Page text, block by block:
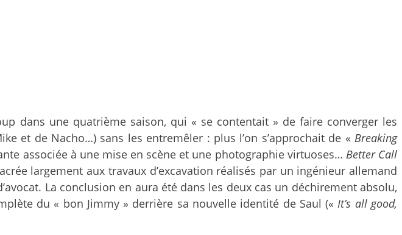
dans une quatrième saison, qui « se contentait » de faire converger les
et de Nacho…) sans les entremêler : plus l’on s’approchait de « Breaking
associée à une mise en scène et une photographie virtuoses… Better Call
largement aux travaux d’excavation réalisés par un ingénieur allemand
La conclusion en aura été dans les deux cas un déchirement absolu,
du « bon Jimmy » derrière sa nouvelle identité de Saul (« It’s all good,